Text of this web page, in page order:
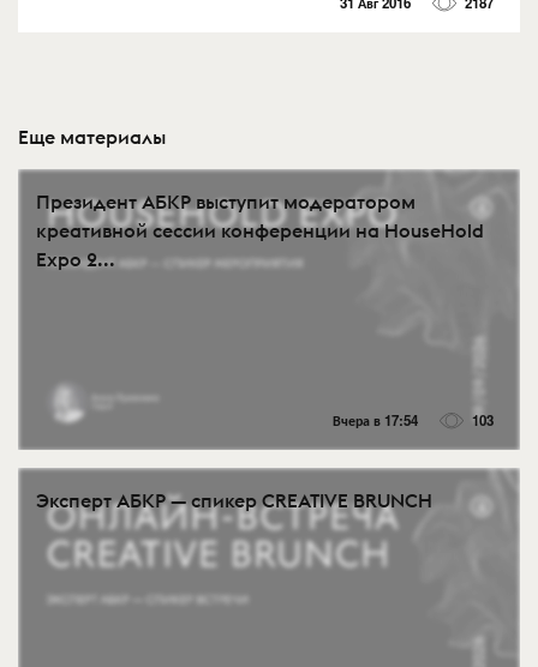
Еще материалы
Президент АБКР выступит модератором
креативной сессии конференции на HouseHold
Expo 2...
Вчера в 17:54 103
Эксперт АБКР — спикер CREATIVE BRUNCH